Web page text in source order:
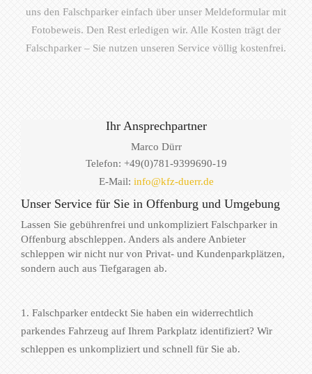
uns den Falschparker einfach über unser Meldeformular mit
Fotobeweis. Den Rest erledigen wir. Alle Kosten trägt der
Falschparker – Sie nutzen unseren Service völlig kostenfrei.
Ihr Ansprechpartner
Marco Dürr
Telefon: +49(0)781-9399690-19
E-Mail: info@kfz-duerr.de
Unser Service für Sie in Offenburg und Umgebung
Lassen Sie gebührenfrei und unkompliziert Falschparker in
Offenburg abschleppen. Anders als andere Anbieter
schleppen wir nicht nur von Privat- und Kundenparkplätzen,
sondern auch aus Tiefgaragen ab.
1. Falschparker entdeckt Sie haben ein widerrechtlich
parkendes Fahrzeug auf Ihrem Parkplatz identifiziert? Wir
schleppen es unkompliziert und schnell für Sie ab.